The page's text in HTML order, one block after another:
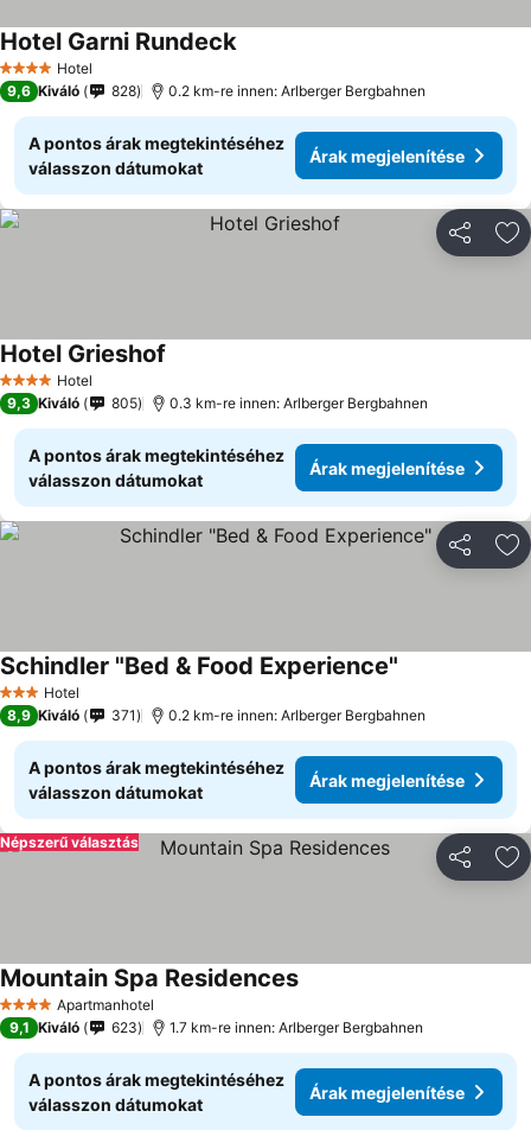
4 KategóriaHotel
Hotel Garni Rundeck
9,6 Kiváló 828 0.2 km-re innen: Arlberger Bergbahnen
A pontos árak megtekintéséhez
válasszon dátumokat
Árak megjelenítése
4 KategóriaHotel
Hotel Grieshof
9,3 Kiváló 805 0.3 km-re innen: Arlberger Bergbahnen
A pontos árak megtekintéséhez
válasszon dátumokat
Árak megjelenítése
3 Kategória
Hotel
Schindler "Bed & Food Experience"
8,9 Kiváló 371 0.2 km-re innen: Arlberger Bergbahnen
A pontos árak megtekintéséhez
válasszon dátumokat
Árak megjelenítése
Népszerű választás
4 KategóriaApartmanhotel
Mountain Spa Residences
9,1 Kiváló 623 1.7 km-re innen: Arlberger Bergbahnen
A pontos árak megtekintéséhez
válasszon dátumokat
Árak megjelenítése